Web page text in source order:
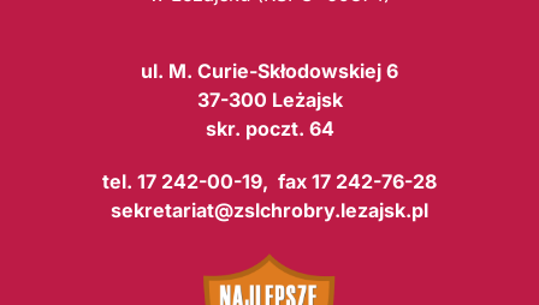
ul. M. Curie-Skłodowskiej 6
37-300 Leżajsk
skr. poczt. 64
tel. 17 242-00-19, fax 17 242-76-28
sekretariat@zslchrobry.lezajsk.pl